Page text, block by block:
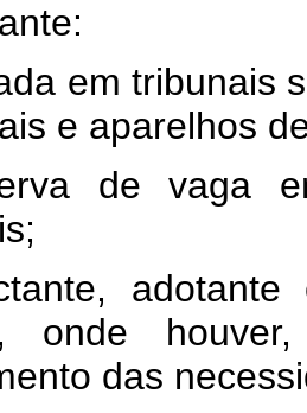
em tribunais
e aparelhos
de vaga
onde
das